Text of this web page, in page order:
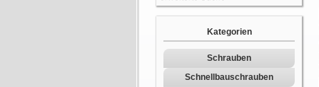
Kategorien
Schrauben
Schnellbauschrauben